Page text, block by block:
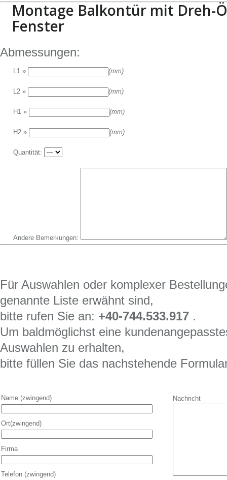
Montage Balkontür mit Dreh-
Fenster
Abmessungen:
L1 » (mm)
L2 » (mm)
H1 » (mm)
H2 » (mm)
Quantität:
Andere Bemerkungen:
Für Auswahlen oder komplexer
genannte Liste erwähnt sind,
bitte rufen Sie an: +40-744.533.917 .
Um baldmöglichst eine
Auswahlen zu erhalten,
bitte füllen Sie das nachstehende
Name (zwingend)
Ort(zwingend)
Firma
Telefon (zwingend)
Nachricht